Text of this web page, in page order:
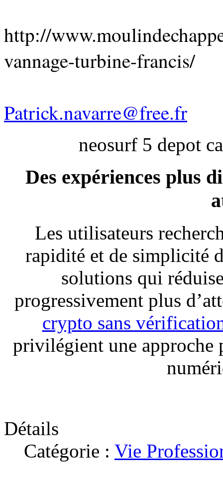
http://
vannage-turbine-francis/
Patrick.navarre@free.fr
neosurf 5 depot
Des expériences plus
Les utilisateurs
rapidité et de simplicité
solutions qui
progressivement plus
crypto sans
privilégient une approche
Détails
Catégorie : Vie